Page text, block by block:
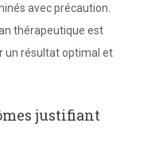
avec précaution.
thérapeutique est
un résultat optimal et
justifiant